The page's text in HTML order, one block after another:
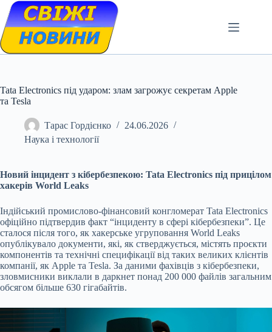
Skip
content
Tata Electronics під ударом: злам загрожує секретам Apple
та Tesla
Тарас Гордієнко
24.06.2026
Наука і технології
Новий інцидент з кібербезпекою: Tata Electronics під прицілом
хакерів World Leaks
Індійський промислово-фінансовий конгломерат Tata Electronics
офіційно підтвердив факт “інциденту в сфері кібербезпеки”. Це
сталося після того, як хакерське угруповання World Leaks
опублікувало документи, які, як стверджується, містять проєкти
компонентів та технічні специфікації від таких великих клієнтів
компанії, як Apple та Tesla. За даними фахівців з кібербезпеки,
зловмисники виклали в даркнет понад 200 000 файлів загальним
обсягом більше 630 гігабайтів.